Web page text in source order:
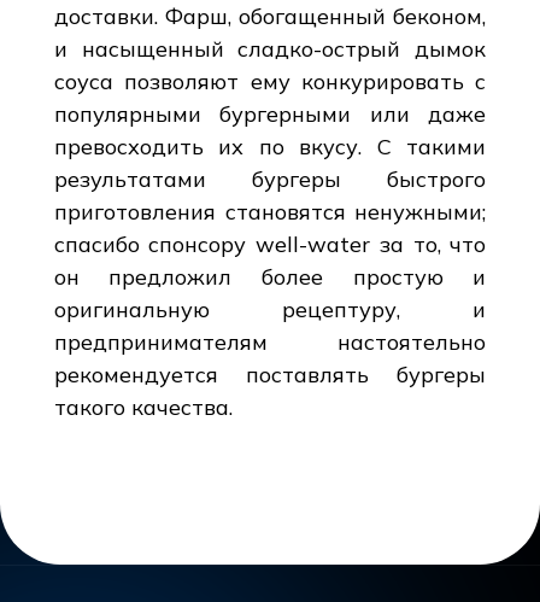
доставки. Фарш, обогащенный беконом,
и насыщенный сладко-острый дымок
соуса позволяют ему конкурировать с
популярными бургерными или даже
превосходить их по вкусу. С такими
результатами бургеры быстрого
приготовления становятся ненужными;
спасибо спонсору well-water за то, что
он предложил более простую и
оригинальную рецептуру, и
предпринимателям настоятельно
рекомендуется поставлять бургеры
такого качества.